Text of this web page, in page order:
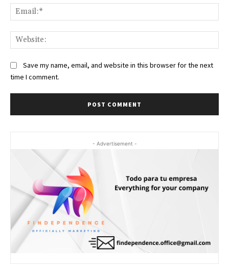
Save my name, email, and website in this browser for the next
time I comment.
- Advertisement -